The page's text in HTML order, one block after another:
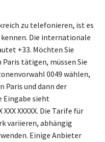
zu telefonieren, ist es
Die internationale
+33. Möchten Sie
tätigen, müssen Sie
0049 wählen,
Paris und dann der
Eingabe sieht
XXXXX. Die Tarife für
variieren, abhängig
Einige Anbieter